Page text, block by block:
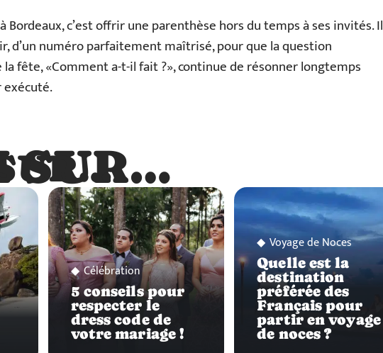
Bordeaux, c’est offrir une parenthèse hors du temps à ses invités. Il
d’un numéro parfaitement maîtrisé, pour que la question
fête, «Comment a-t-il fait ?», continue de résonner longtemps
SUR…
Célébration
5 conseils pour
respecter le
dress code de
votre mariage !
Voyage de Noces
Quelle est la
destination
préférée des
Français pour
partir en voyage
de noces ?